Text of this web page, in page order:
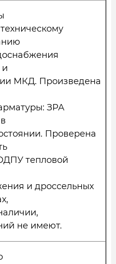
и
МКД. Произведена
ЗРА
Проверена
тепловой
и дроссельных
не имеют.